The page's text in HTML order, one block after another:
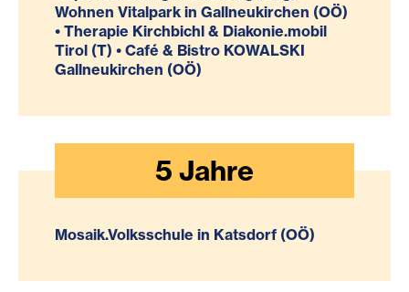
Wohnen Vitalpark in Gallneukirchen (OÖ)
• Therapie Kirchbichl & Diakonie.mobil
Tirol (T) • Café & Bistro KOWALSKI
Gallneukirchen (OÖ)
5 Jahre
Mosaik.Volksschule in Katsdorf (OÖ)